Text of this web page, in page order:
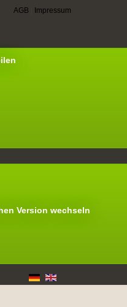
AGB Impressum
Version wechseln